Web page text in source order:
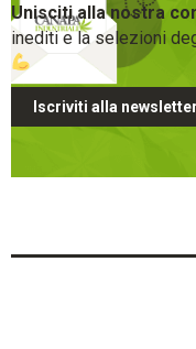
Unisciti alla nostra
inediti e la selezioni
Iscriviti alla newsletter